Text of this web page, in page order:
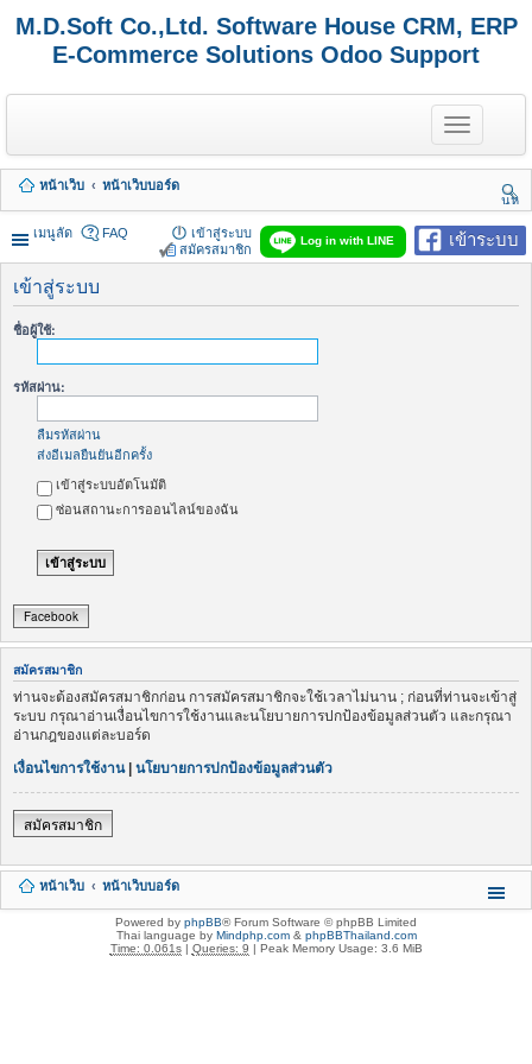
M.D.Soft Co.,Ltd. Software House CRM, ERP
E-Commerce Solutions Odoo Support
T
o
g
e
n
a
v
g
หน้าเว็บ
หน้าเว็บบอร์ด
นห
า
เมนูลัด
เข้าระบบ
Log in with LINE
FAQ
เข้าสู่ระบบ
สมัครสมาชิก
เข้าสู่ระบบ
ชื่อผู้ใช้:
รหัสผ่าน:
ลืมรหัสผ่าน
ส่งอีเมลยืนยันอีกครั้ง
เข้าสู่ระบบอัตโนมัติ
ซ่อนสถานะการออนไลน์ของฉัน
Facebook
สมัครสมาชิก
ท่านจะต้องสมัครสมาชิกก่อน การสมัครสมาชิกจะใช้เวลาไม่นาน ; ก่อนที่ท่านจะเข้าสู่
ระบบ กรุณาอ่านเงื่อนไขการใช้งานและนโยบายการปกป้องข้อมูลส่วนตัว และกรุณา
อ่านกฎของแต่ละบอร์ด
เงื่อนไขการใช้งาน| นโยบายการปกป้องข้อมูลส่วนตัว
สมัครสมาชิก
หน้าเว็บ หน้าเว็บบอร์ด
Powered by phpBB® Forum Software © phpBB Limited
Thai language by Mindphp.com& phpBBThailand.com
Time: 0.061s| Queries: 9 | Peak Memory Usage: 3.6 MiB